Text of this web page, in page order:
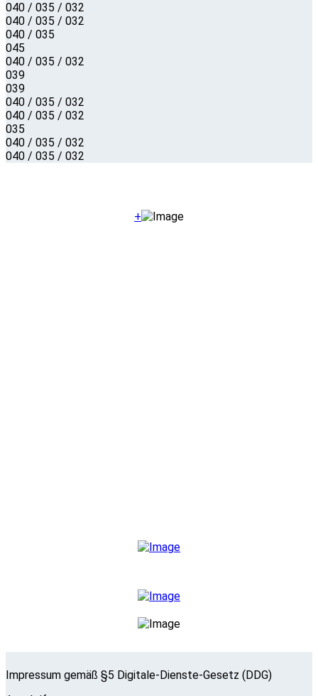
040 / 035 / 032
040 / 035 / 032
040 / 035
045
040 / 035 / 032
039
039
040 / 035 / 032
040 / 035 / 032
035
040 / 035 / 032
040 / 035 / 032
+
Impressum gemäß §5 Digitale-Dienste-Gesetz (DDG)